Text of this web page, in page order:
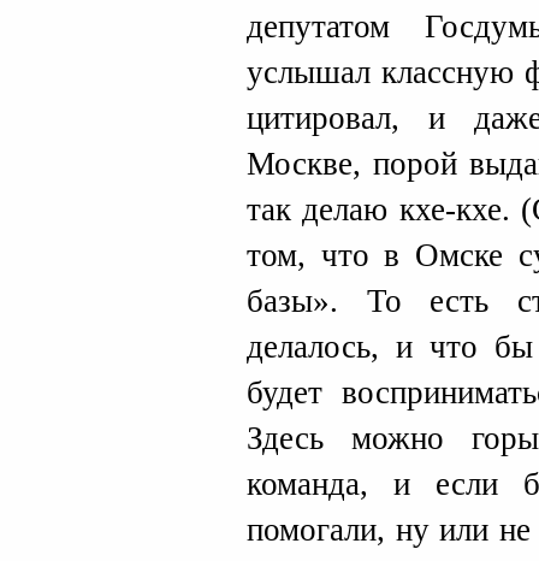
депутатом
услышал классную
цитировал, и
Москве, порой
так делаю кхе-кхе.
том, что в Омске
базы». То есть
делалось, и что
будет
Здесь можно
команда, и если
помогали, ну или